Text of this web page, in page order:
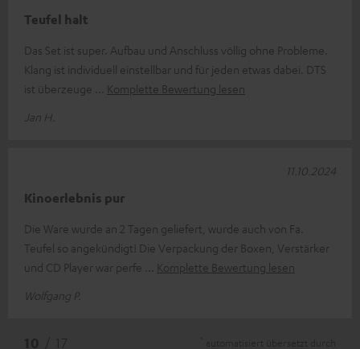
Teufel halt
Das Set ist super. Aufbau und Anschluss völlig ohne Probleme.
Klang ist individuell einstellbar und für jeden etwas dabei. DTS
ist überzeuge
Komplette Bewertung lesen
Jan H.
Kinoerlebnis pur
Die Ware wurde an 2 Tagen geliefert, wurde auch von Fa.
Teufel so angekündigt! Die Verpackung der Boxen, Verstärker
und CD Player war perfe
Komplette Bewertung lesen
Wolfgang P.
11.10.2024